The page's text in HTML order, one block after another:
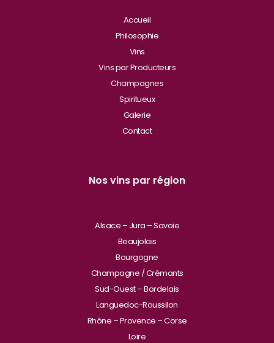
Accueil
Philosophie
Vins
Vins par Producteurs
Champagnes
Spiritueux
Galerie
Contact
Nos vins par région
Alsace – Jura – Savoie
Beaujolais
Bourgogne
Champagne / Crémants
Sud-Ouest – Bordelais
Languedoc-Roussilon
Rhône – Provence – Corse
Loire